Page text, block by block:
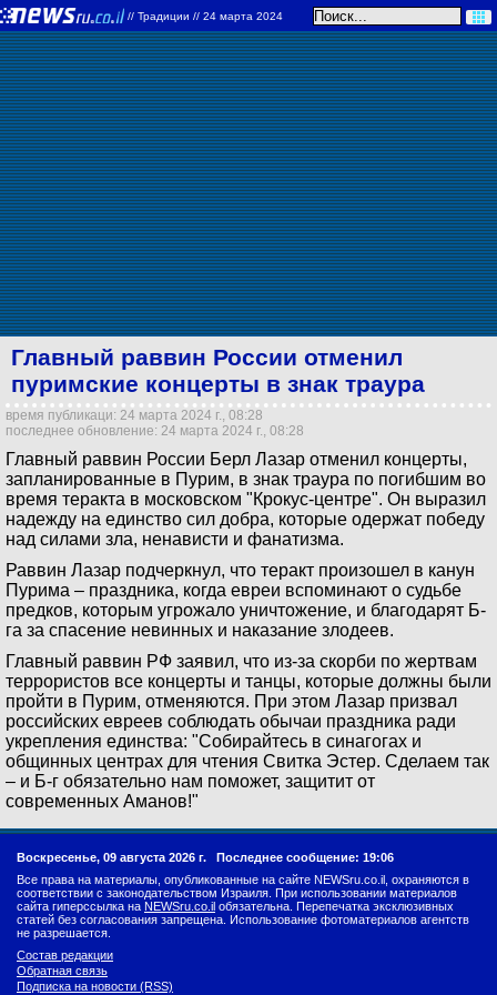
// Традиции // 24 марта 2024
Главный раввин России отменил
пуримские концерты в знак траура
время публикаци: 24 марта 2024 г., 08:28
последнее обновление: 24 марта 2024 г., 08:28
Главный раввин России Берл Лазар отменил концерты,
запланированные в Пурим, в знак траура по погибшим во
время теракта в московском "Крокус-центре". Он выразил
надежду на единство сил добра, которые одержат победу
над силами зла, ненависти и фанатизма.
Раввин Лазар подчеркнул, что теракт произошел в канун
Пурима – праздника, когда евреи вспоминают о судьбе
предков, которым угрожало уничтожение, и благодарят Б-
га за спасение невинных и наказание злодеев.
Главный раввин РФ заявил, что из-за скорби по жертвам
террористов все концерты и танцы, которые должны были
пройти в Пурим, отменяются. При этом Лазар призвал
российских евреев соблюдать обычаи праздника ради
укрепления единства: "Собирайтесь в синагогах и
общинных центрах для чтения Свитка Эстер. Сделаем так
– и Б-г обязательно нам поможет, защитит от
современных Аманов!"
Воскресенье, 09 августа 2026 г. Последнее сообщение: 19:06
Все права на материалы, опубликованные на сайте NEWSru.co.il, охраняются в
соответствии с законодательством Израиля. При использовании материалов
сайта гиперссылка на NEWSru.co.il обязательна. Перепечатка эксклюзивных
статей без согласования запрещена. Использование фотоматериалов агентств
не разрешается.
Состав редакции
Обратная связь
Подписка на новости (RSS)